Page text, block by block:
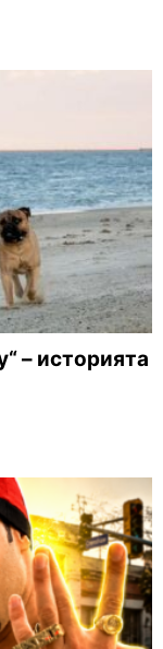
– историята